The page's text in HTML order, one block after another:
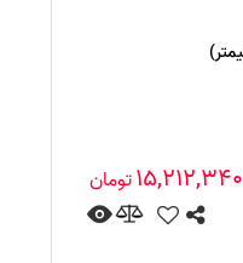
15,212,340تومان